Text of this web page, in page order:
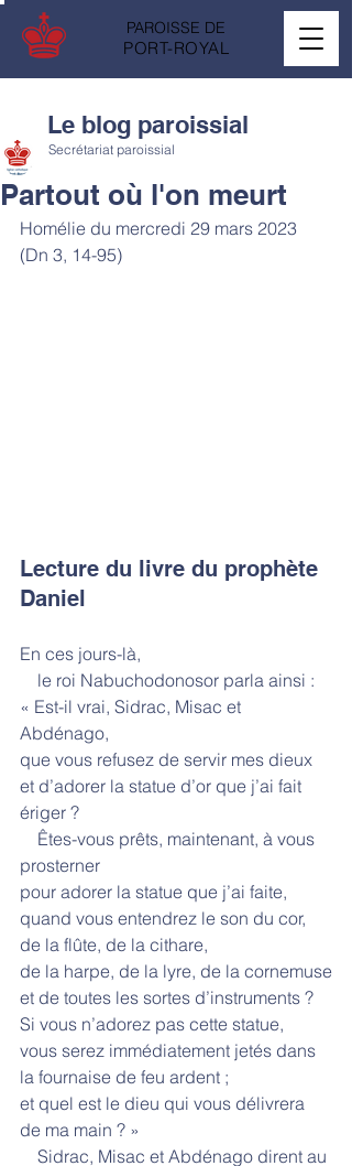
PAROISSE DE
PORT-ROYAL
Partout où l'on meurt
Secrétariat paroissial
Homélie du mercredi 29 mars 2023
(Dn 3, 14-95)
Lecture du livre du prophète
Daniel
En ces jours-là,
    le roi Nabuchodonosor parla ainsi :
« Est-il vrai, Sidrac, Misac et
Abdénago,
que vous refusez de servir mes dieux
et d’adorer la statue d’or que j’ai fait
ériger ?
prosterner
pour adorer la statue que j’ai faite,
quand vous entendrez le son du cor,
de la flûte, de la cithare,
de la harpe, de la lyre, de la cornemuse
et de toutes les sortes d’instruments ?
Si vous n’adorez pas cette statue,
vous serez immédiatement jetés dans
la fournaise de feu ardent ;
et quel est le dieu qui vous délivrera
de ma main ? »
Le blog paroissial